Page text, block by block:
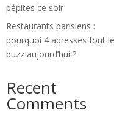
pépites ce soir
Restaurants parisiens :
pourquoi 4 adresses font le
buzz aujourd’hui ?
Recent
Comments